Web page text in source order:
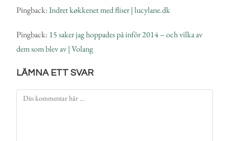
Pingback:Indret køkkenet med fliser | lucylane.dk
Pingback: 15 saker jag hoppades på inför 2014 – och vilka av
dem som blev av | Volang
LÄMNA ETT SVAR